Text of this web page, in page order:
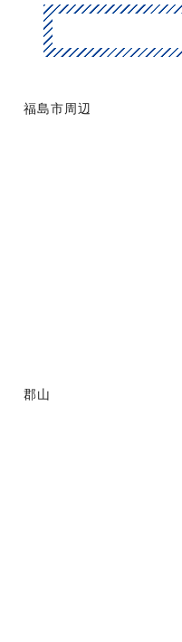
福島市周辺
郡山